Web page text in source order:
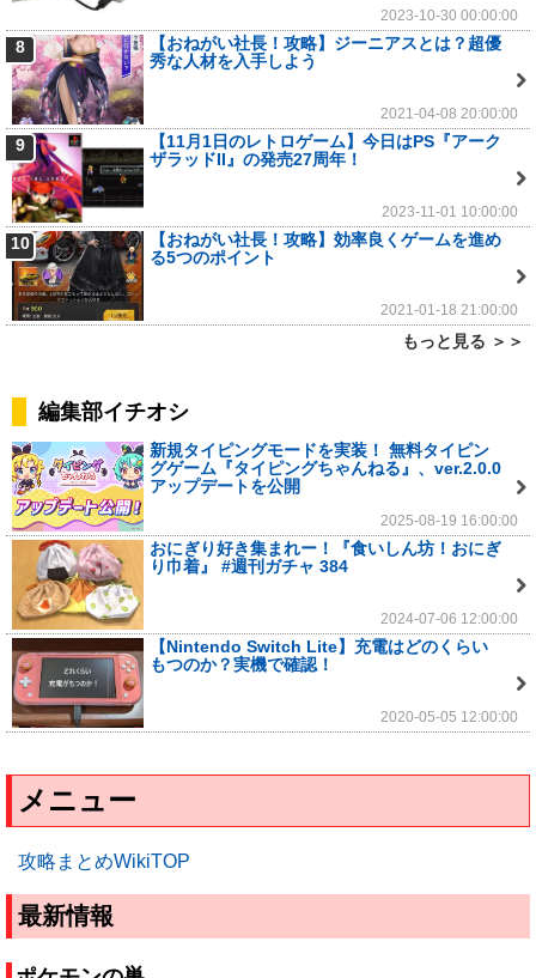
2023-10-30 00:00:00
8
【おねがい社長！攻略】ジーニアスとは？超優
秀な人材を入手しよう
2021-04-08 20:00:00
9
【11月1日のレトロゲーム】今日はPS『アーク
ザラッドII』の発売27周年！
2023-11-01 10:00:00
10
【おねがい社長！攻略】効率良くゲームを進め
る5つのポイント
2021-01-18 21:00:00
もっと見る ＞＞
編集部イチオシ
新規タイピングモードを実装！ 無料タイピン
グゲーム『タイピングちゃんねる』、ver.2.0.0
アップデートを公開
2025-08-19 16:00:00
おにぎり好き集まれー！『食いしん坊！おにぎ
り巾着』 #週刊ガチャ 384
2024-07-06 12:00:00
【Nintendo Switch Lite】充電はどのくらい
もつのか？実機で確認！
2020-05-05 12:00:00
メニュー
攻略まとめWikiTOP
最新情報